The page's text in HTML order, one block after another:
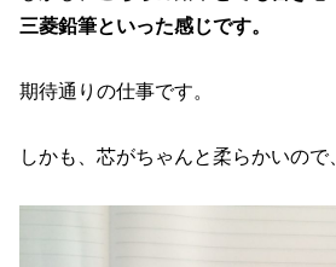
三菱鉛筆といった感じです。
期待通りの仕事です。
しかも、芯がちゃんと柔らかいので